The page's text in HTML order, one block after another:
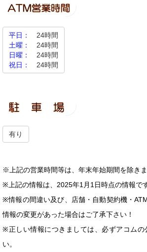
平日：
24時間
土曜：
24時間
日曜：
24時間
祝日：
24時間
有り
※上記の営業時間等は、年末年始期間を除きま
※上記の情報は、2025年1月1日時点の情報です
※情報の間違い及び、店舗・自動契約機・
情報の変更があった場合はご了承下さい！
※正しい情報につきましては、必ずアコムの
い。